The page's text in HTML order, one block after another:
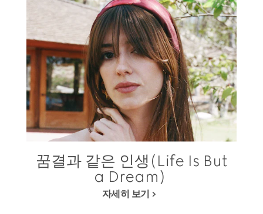
꿈결과 같은 인생(Life Is But
a Dream)
자세히 보기